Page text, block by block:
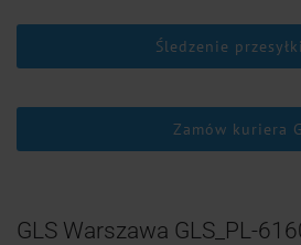
Śledzenie
Zamów kuriera
GLS Warszawa GLS_PL-